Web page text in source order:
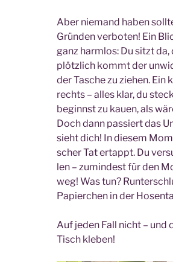
Aber nie­mand haben
Grün­den ver­bo­ten! Ein
ganz harm­los: Du sitzt
plötz­lich kommt der
der Tasche zu zie­hen. Ein
rechts – alles klar, du
beginnst zu kau­en, als
Doch dann pas­siert das
sieht dich! In die­sem
scher Tat ertappt. Du
len – zumin­dest für den
weg! Was tun?
Papier­chen in der
Auf jeden Fall nicht – und
Tisch kleben!